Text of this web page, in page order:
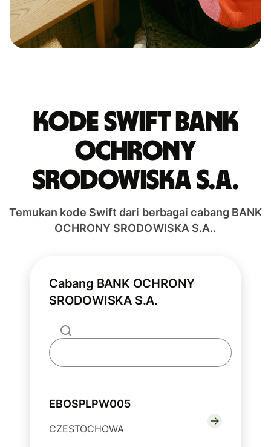
Kode Swift BANK
OCHRONY
SRODOWISKA S.A.
Temukan kode Swift dari berbagai cabang BANK
OCHRONY SRODOWISKA S.A..
Cabang BANK OCHRONY
SRODOWISKA S.A.
EBOSPLPW005
CZESTOCHOWA